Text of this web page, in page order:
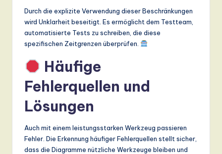
Durch die explizite Verwendung dieser Beschränkungen
wird Unklarheit beseitigt. Es ermöglicht dem Testteam,
automatisierte Tests zu schreiben, die diese
spezifischen Zeitgrenzen überprüfen.
Häufige
Fehlerquellen und
Lösungen
Auch mit einem leistungsstarken Werkzeug passieren
Fehler. Die Erkennung häufiger Fehlerquellen stellt sicher,
dass die Diagramme nützliche Werkzeuge bleiben und